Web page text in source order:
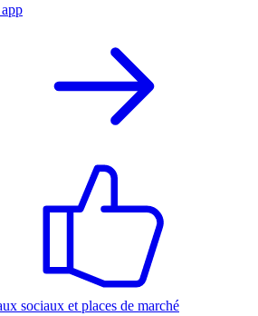
sociaux et places de marché